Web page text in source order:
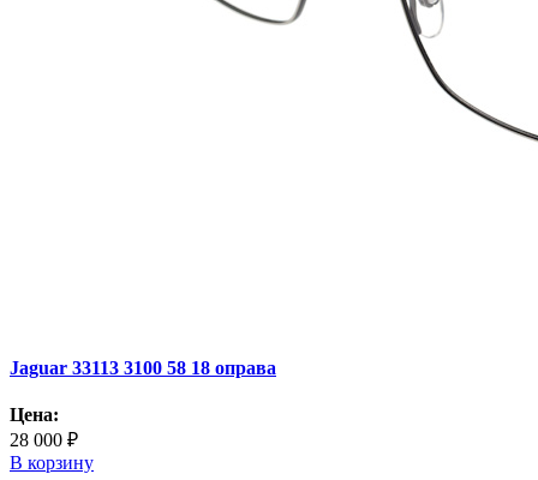
Jaguar 33113 3100 58 18 оправа
Цена:
28 000 ₽
В корзину